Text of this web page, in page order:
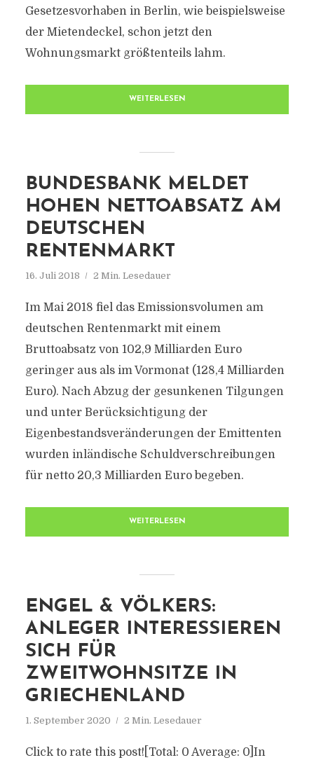
Gesetzesvorhaben in Berlin, wie beispielsweise
der Mietendeckel, schon jetzt den
Wohnungsmarkt größtenteils lahm.
WEITERLESEN
BUNDESBANK MELDET
HOHEN NETTOABSATZ AM
DEUTSCHEN
RENTENMARKT
16. Juli 2018 2 Min. Lesedauer
Im Mai 2018 fiel das Emissionsvolumen am
deutschen Rentenmarkt mit einem
Bruttoabsatz von 102,9 Milliarden Euro
geringer aus als im Vormonat (128,4 Milliarden
Euro). Nach Abzug der gesunkenen Tilgungen
und unter Berücksichtigung der
Eigenbestandsveränderungen der Emittenten
wurden inländische Schuldverschreibungen
für netto 20,3 Milliarden Euro begeben.
WEITERLESEN
ENGEL & VÖLKERS:
ANLEGER INTERESSIEREN
SICH FÜR
ZWEITWOHNSITZE IN
GRIECHENLAND
1. September 2020 2 Min. Lesedauer
Click to rate this post![Total: 0 Average: 0]In